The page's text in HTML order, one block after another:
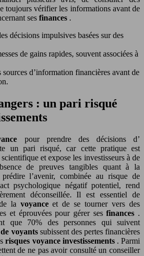
toujours vérifier les informations avant de
ses finances .
décisions impulsives basées sur des
de gains rapides, souvent associées à
d’information financières avant de
: un pari risqué
pour prendre des décisions d’
un pari risqué, car cette pratique est
et expose les investisseurs à de
de preuves tangibles quant à la
l’avenir, combinée au risque de
psychologique négatif potentiel, rend
déconseillée. Il est essentiel de
la voyanceet de se tourner vers des
et éprouvées pour gérer sesfinances .
que 70% des personnes qui suivent
voyants subissent des pertes financières
risques voyance investissements . Parmi
de ne pas avoir consulté un conseiller